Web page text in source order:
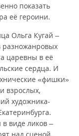
показать
её героини.
Ольга Кугай –
разножанровых
царевны в её
сердца. И
«фишки»
взрослых,
художника-
виде ликов –